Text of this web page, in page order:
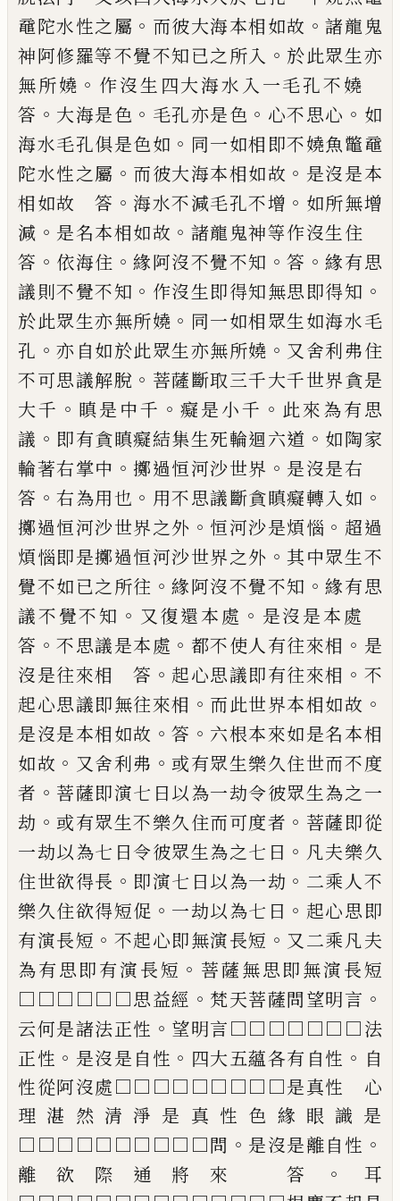
黿陀水性之屬 。 而彼大海本相如故 。諸龍鬼
神阿修羅等不覺不知已之所入 。 於此眾生亦
無所嬈 。 作沒生四大海水入一毛孔不嬈
答 。 大海是色 。 毛孔亦是色 。 心不思心 。 如
海水毛孔俱是色如 。 同一如相即不嬈魚鼈黿
陀水性之屬 。 而彼大海本相如故 。 是沒是本
相如故 答 。 海水不減毛孔不增 。 如所無增
減 。 是名本相如故 。 諸龍鬼神等作沒生住
答 。 依海住 。 緣阿沒不覺不知 。答 。 緣有思
議則不覺不知 。 作沒生即得知無思即得知 。
於此眾生亦無所嬈 。 同一如相眾生如海水毛
孔 。亦自如於此眾生亦無所嬈 。 又舍利弗住
不可思議解脫 。 菩薩斷取三千大千世界貪是
大千 。 瞋是中千 。癡是小千 。 此來為有思
議 。 即有貪瞋癡結集生死輪迴六道 。 如陶家
輪著右掌中 。 擲過恒河沙世界 。 是沒是右
答 。右為用也 。 用不思議斷貪瞋癡轉入如 。
擲過恒河沙世界之外 。 恒河沙是煩惱 。 超過
煩惱即是擲過恒河沙世界之外 。其中眾生不
覺不如已之所往 。 緣阿沒不覺不知 。 緣有思
議不覺不知 。 又復還本處 。 是沒是本處
答 。不思議是本處 。 都不使人有往來相 。 是
沒是往來相 答 。 起心思議即有往來相 。 不
起心思議即無往來相 。 而此世界本相如故 。
是沒是本相如故 。答 。 六根本來如是名本相
如故 。 又舍利弗 。 或有眾生樂久住世而不度
者 。 菩薩即演七日以為一劫令彼眾生為之一
劫 。 或有眾生不樂久住而可度者 。 菩薩即從
一劫以為七日令彼眾生為之七日 。 凡夫樂久
住世欲得長 。 即演七日以為一劫 。 二乘人不
樂久住欲得短促 。 一劫以為七日 。 起心思即
有演長短 。 不起心即無演長短 。 又二乘凡夫
為有思即有演長短 。 菩薩無思即無演長短
□□□□□□思益經 。 梵天菩薩問望明言 。
云何是諸法正性 。 望明言□□□□ □□□法
正性 。 是沒是自性 。 四大五蘊各有 自性 。 自
性從阿沒處□□□□□□□□□是真性 心
理湛然清淨是真性色緣眼識是
□□□□□□□□□□問 。 是沒是離自性 。
離欲際通將來 答 。 耳